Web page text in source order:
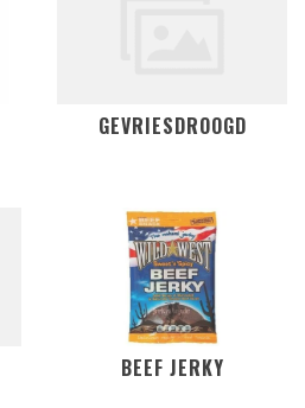
GEVRIESDROOGD
BEEF JERKY